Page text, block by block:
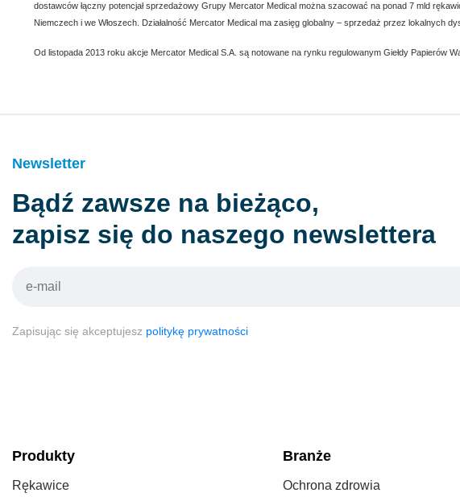
dostawców łączny potencjał sprzedażowy Grupy Mercator Medical można szacować na ponad 7 mld
Niemczech i we Włoszech. Działalność Mercator Medical ma zasięg globalny – sprzedaż przez lokalnych
Od listopada 2013 roku akcje Mercator Medical S.A. są notowane na rynku regulowanym Giełdy Papierów
Newsletter
Bądź zawsze na bieżąco,
zapisz się do naszego newslettera
Zapisując się akceptujesz politykę prywatności
Produkty
Rękawice
Branże
Ochrona zdrowia